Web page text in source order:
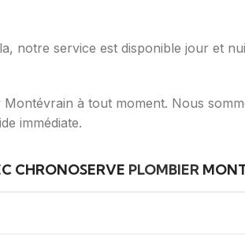
notre service est disponible jour et
Montévrain à tout moment. Nous
immédiate.
CHRONOSERVE PLOMBIER